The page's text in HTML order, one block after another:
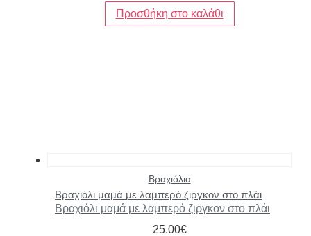
Προσθήκη στο καλάθι
Βραχιόλια
Βραχιόλι μαμά με λαμπερό ζιργκον στο πλάι
Βραχιόλι μαμά με λαμπερό ζιργκον στο πλάι
25.00€